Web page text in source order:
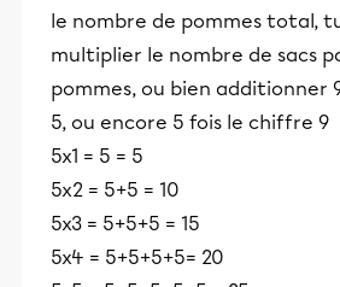
le nombre de pommes total,
multiplier le nombre de sacs
pommes, ou bien additionner
5, ou encore 5 fois le chiffre 9
5x1 = 5 = 5
5x2 = 5+5 = 10
5x3 = 5+5+5 = 15
5x4 = 5+5+5+5= 20